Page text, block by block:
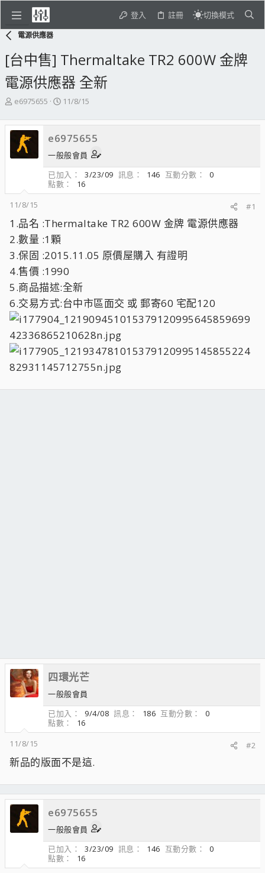
登入 註冊 切換模式
電源供應器
[台中售] Thermaltake TR2 600W 金牌
電源供應器 全新
主
發
起
人
e6975655
開
日
期
11/8/15
e6975655
一般般會員
已加入
3/23/09 訊息 146 互動分數
0
點數
16
11/8/15
#1
1.品名 :Thermaltake TR2 600W 金牌 電源供應器
2.數量 :1顆
3.保固 :2015.11.05 原價屋購入 有證明
4.售價 :1990
5.商品描述:全新
6.交易方式:台中市區面交 或 郵寄60 宅配120
四環光芒
一般般會員
已加入
9/4/08 訊息 186 互動分數
0
點數
16
11/8/15
#2
新品的版面不是這.
e6975655
一般般會員
已加入
3/23/09 訊息 146 互動分數
0
點數
16